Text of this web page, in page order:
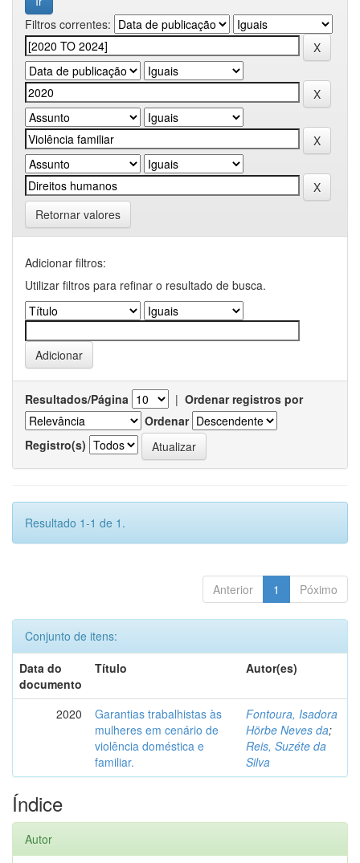
Filtros correntes:
Retornar valores
Adicionar filtros:
Utilizar filtros para refinar o resultado de busca.
Resultados/Página | Ordenar registros por
Ordenar
Registro(s)
Resultado 1-1 de 1.
Anterior 1 Póximo
Conjunto de itens:
Data do
documento
Título Autor(es)
2020
Garantias trabalhistas às
mulheres em cenário de
violência doméstica e
familiar.
Fontoura, Isadora
Hörbe Neves da;
Reis, Suzéte da
Silva
Índice
Autor